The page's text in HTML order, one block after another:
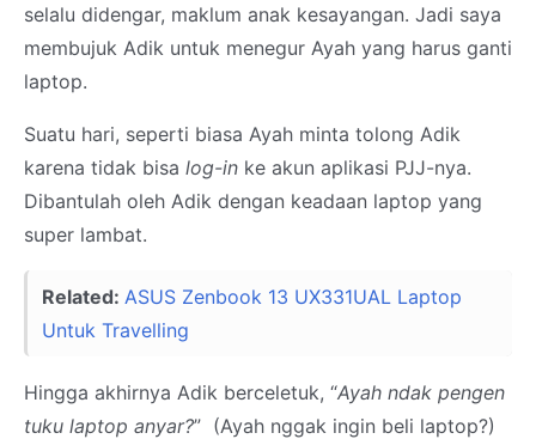
selalu didengar, maklum anak kesayangan. Jadi saya
membujuk Adik untuk menegur Ayah yang harus ganti
laptop.
Suatu hari, seperti biasa Ayah minta tolong Adik
karena tidak bisa log-in ke akun aplikasi PJJ-nya.
Dibantulah oleh Adik dengan keadaan laptop yang
super lambat.
Related: ASUS Zenbook 13 UX331UAL Laptop
Untuk Travelling
Hingga akhirnya Adik berceletuk, “Ayah ndak pengen
tuku laptop anyar?” (Ayah nggak ingin beli laptop?)